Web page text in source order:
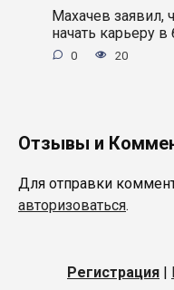
Махачев заявил,
начать карьеру в
0 20
Отзывы и
Для отправки
авторизоваться.
Регистрация |